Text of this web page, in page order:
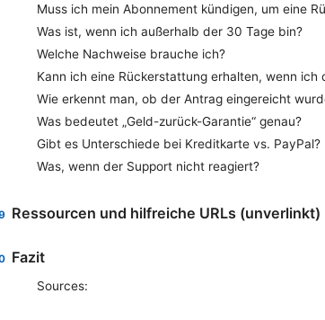
Muss ich mein Abonnement kündigen, um eine
Was ist, wenn ich außerhalb der 30 Tage bin?
Welche Nachweise brauche ich?
Kann ich eine Rückerstattung erhalten, wenn ich
Wie erkennt man, ob der Antrag eingereicht
Was bedeutet „Geld-zurück-Garantie“ genau?
Gibt es Unterschiede bei Kreditkarte vs. PayPal?
Was, wenn der Support nicht reagiert?
Ressourcen und hilfreiche URLs (unverlinkt)
Fazit
Sources: